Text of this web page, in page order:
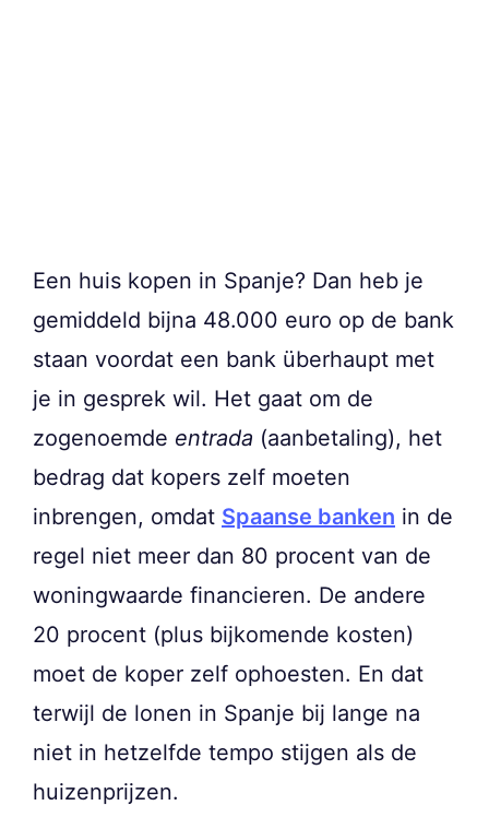
Een huis kopen in Spanje? Dan heb je
gemiddeld bijna 48.000 euro op de bank
staan voordat een bank überhaupt met
je in gesprek wil. Het gaat om de
zogenoemde entrada (aanbetaling), het
bedrag dat kopers zelf moeten
inbrengen, omdat Spaanse banken in de
regel niet meer dan 80 procent van de
woningwaarde financieren. De andere
20 procent (plus bijkomende kosten)
moet de koper zelf ophoesten. En dat
terwijl de lonen in Spanje bij lange na
niet in hetzelfde tempo stijgen als de
huizenprijzen.